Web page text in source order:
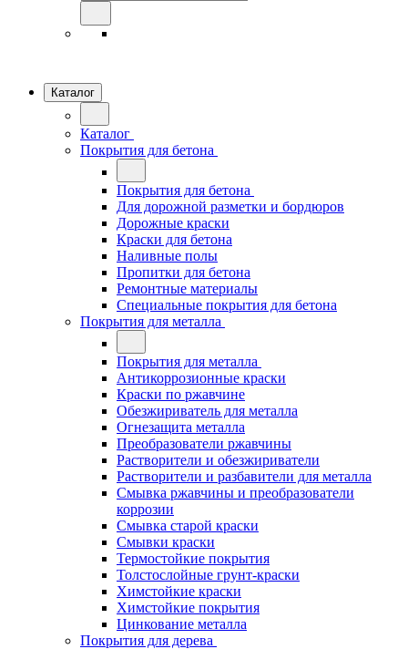
Каталог
Каталог
Покрытия для бетона
Покрытия для бетона
Для дорожной разметки и бордюров
Дорожные краски
Краски для бетона
Наливные полы
Пропитки для бетона
Ремонтные материалы
Специальные покрытия для бетона
Покрытия для металла
Покрытия для металла
Антикоррозионные краски
Краски по ржавчине
Обезжириватель для металла
Огнезащита металла
Преобразователи ржавчины
Растворители и обезжириватели
Растворители и разбавители для металла
Смывка ржавчины и преобразователи
коррозии
Смывка старой краски
Смывки краски
Термостойкие покрытия
Толстослойные грунт-краски
Химстойкие краски
Химстойкие покрытия
Цинкование металла
Покрытия для дерева